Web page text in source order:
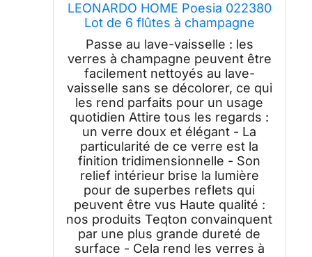
LEONARDO HOME Poesia 022380
Lot de 6 flûtes à champagne
lavables au lave-vaisselle Hauteur
16 cm 260 ml Rose
Passe au lave-vaisselle : les
verres à champagne peuvent être
facilement nettoyés au lave-
vaisselle sans se décolorer, ce qui
les rend parfaits pour un usage
quotidien Attire tous les regards :
un verre doux et élégant - La
particularité de ce verre est la
finition tridimensionnelle - Son
relief intérieur brise la lumière
pour de superbes reflets qui
peuvent être vus Haute qualité :
nos produits Teqton convainquent
par une plus grande dureté de
surface - Cela rend les verres à